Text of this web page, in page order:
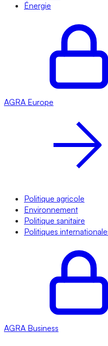
Énergie
AGRA Europe
Politique agricole
Environnement
Politique sanitaire
Politiques
AGRA Business